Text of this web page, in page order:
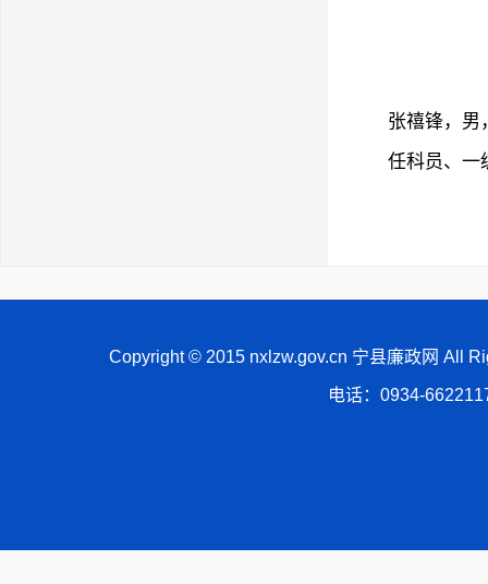
张禧锋，男
任科员、一
Copyright © 2015 nxlzw.gov.cn 宁县廉政网 All
电话：0934-